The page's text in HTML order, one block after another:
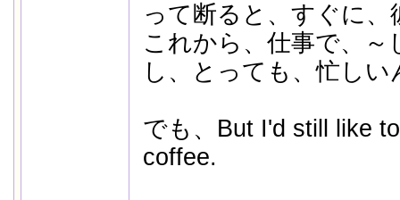
って断ると、すぐに
これから、仕事で、
し、とっても、忙しい
でも、But I'd still like
coffee.